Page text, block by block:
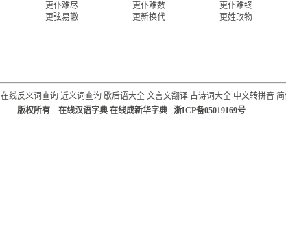
更仆难尽 更仆难数
更仆难终
更弦易辙 更新换代 更姓改物
在线反义词查询 近义词查询 歇后语大全 文言文翻译 古诗词大全 中文转拼音
版权所有 在线汉语字典 在线成新华字典 浙ICP备05019169号